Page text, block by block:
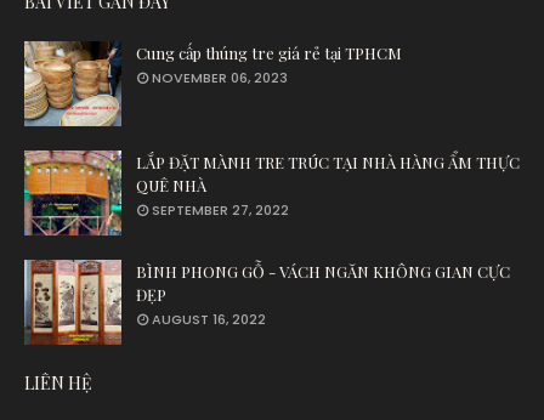
Cung cấp thúng tre giá rẻ tại TPHCM
NOVEMBER 06, 2023
LẮP ĐẶT MÀNH TRE TRÚC TẠI NHÀ HÀNG ẨM THỰC
QUÊ NHÀ
SEPTEMBER 27, 2022
BÌNH PHONG GỖ - VÁCH NGĂN KHÔNG GIAN CỰC
ĐẸP
AUGUST 16, 2022
LIÊN HỆ